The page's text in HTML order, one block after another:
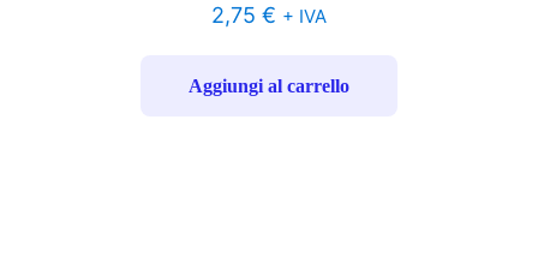
2,75 € + IVA
Aggiungi al carrello